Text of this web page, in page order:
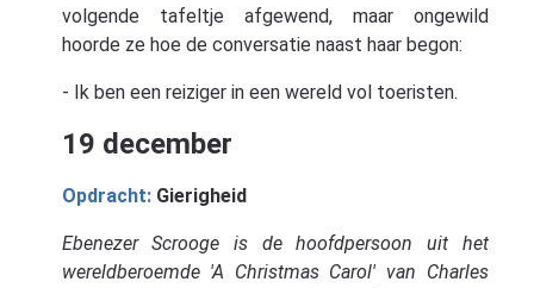
volgende tafeltje afgewend, maar ongewild
hoorde ze hoe de conversatie naast haar begon:
- Ik ben een reiziger in een wereld vol toeristen.
19 december
Opdracht:Gierigheid
Ebenezer Scrooge is de hoofdpersoon uit het
wereldberoemde 'A Christmas Carol' van Charles